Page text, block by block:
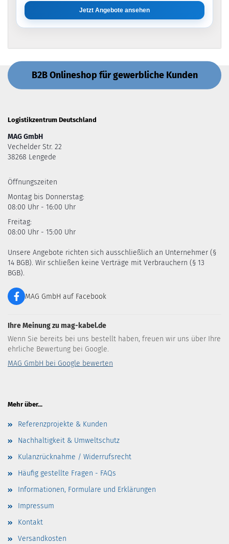
Jetzt Angebote ansehen
B2B Onlineshop für gewerbliche Kunden
Logistikzentrum Deutschland
MAG GmbH
Vechelder Str. 22
38268 Lengede
Öffnungszeiten
Montag bis Donnerstag:
08:00 Uhr - 16:00 Uhr
Freitag:
08:00 Uhr - 15:00 Uhr
Unsere Angebote richten sich ausschließlich an Unternehmer (§
14 BGB). Wir schließen keine Verträge mit Verbrauchern (§ 13
BGB).
MAG GmbH auf Facebook
Ihre Meinung zu mag-kabel.de
Wenn Sie bereits bei uns bestellt haben, freuen wir uns über Ihre
ehrliche Bewertung bei Google.
MAG GmbH bei Google bewerten
Mehr über...
Referenzprojekte & Kunden
Nachhaltigkeit & Umweltschutz
Kulanzrücknahme / Widerrufsrecht
Häufig gestellte Fragen - FAQs
Informationen, Formulare und Erklärungen
Impressum
Kontakt
Versandkosten